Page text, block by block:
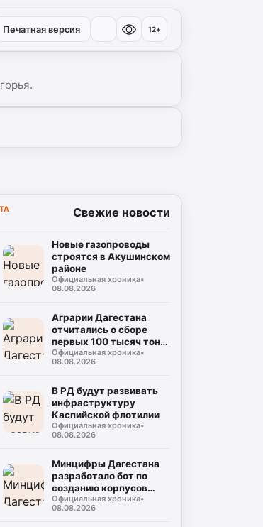
Печатная версия 12+
Свежие новости
Новые газопроводы
строятся в Акушинском
районе
Официальная хроника•
08.08.2026
Аграрии Дагестана
отчитались о сборе
первых 100 тысяч тонн
арбузов
Официальная хроника•
08.08.2026
В РД будут развивать
инфраструктуру
Каспийской флотилии
Официальная хроника•
08.08.2026
Минцифры Дагестана
разработало бот по
созданию корпусов
национальных языков
народов республики
Официальная хроника•
08.08.2026